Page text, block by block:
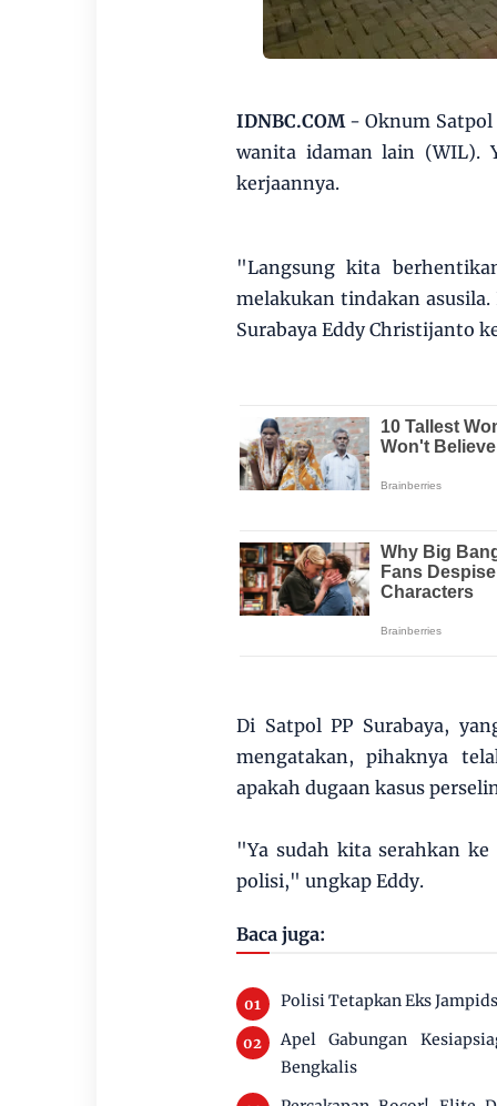
IDNBC.COM- Oknum Satpol
wanita idaman lain (WIL).
kerjaannya.
"Langsung kita
melakukan tindakan
Surabaya Eddy Christijanto
Di Satpol PP Surabaya,
mengatakan, pihaknya
apakah dugaan kasus
"Ya sudah kita serahkan
polisi," ungkap Eddy.
Baca juga:
Polisi Tetapkan Eks
Apel Gabungan
Bengkalis